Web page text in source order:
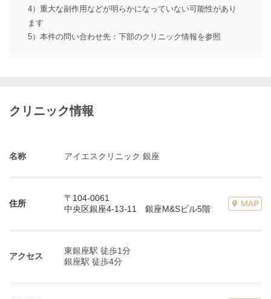
4）重大な副作用などが明らかになっていない可能性があり
ます
5）本件の問い合わせ先：下部のクリニック情報を参照
クリニック情報
名称 アイエスクリニック 銀座
住所
〒104-0061
中央区銀座4-13-11 銀座M&Sビル5階
アクセス
東銀座駅 徒歩1分
銀座駅 徒歩4分